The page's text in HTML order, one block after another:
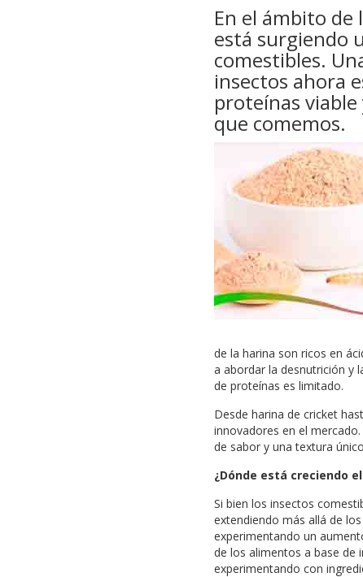
En el ámbito
está surgiendo
comestibles.
insectos ahora
proteínas
que comemos.
de la harina son ricos en
a abordar la desnutrición y
de proteínas es limitado.
Desde harina de cricket
innovadores en el
de sabor y una textura
¿Dónde está creciendo
Si bien los insectos
extendiendo más allá de
experimentando un
de los alimentos a base de
experimentando con